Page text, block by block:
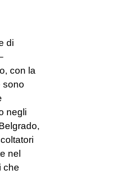
di
con la
sono
negli
nel
che